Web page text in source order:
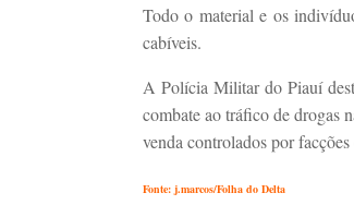
Todo o material e os
cabíveis.
A Polícia Militar do Piauí
combate ao tráfico de drogas
venda controlados por
Fonte: j.marcos/Folha do Delta